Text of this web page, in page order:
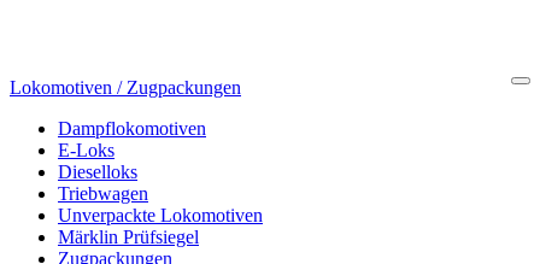
Lokomotiven / Zugpackungen
Dampflokomotiven
E-Loks
Dieselloks
Triebwagen
Unverpackte Lokomotiven
Märklin Prüfsiegel
Zugpackungen